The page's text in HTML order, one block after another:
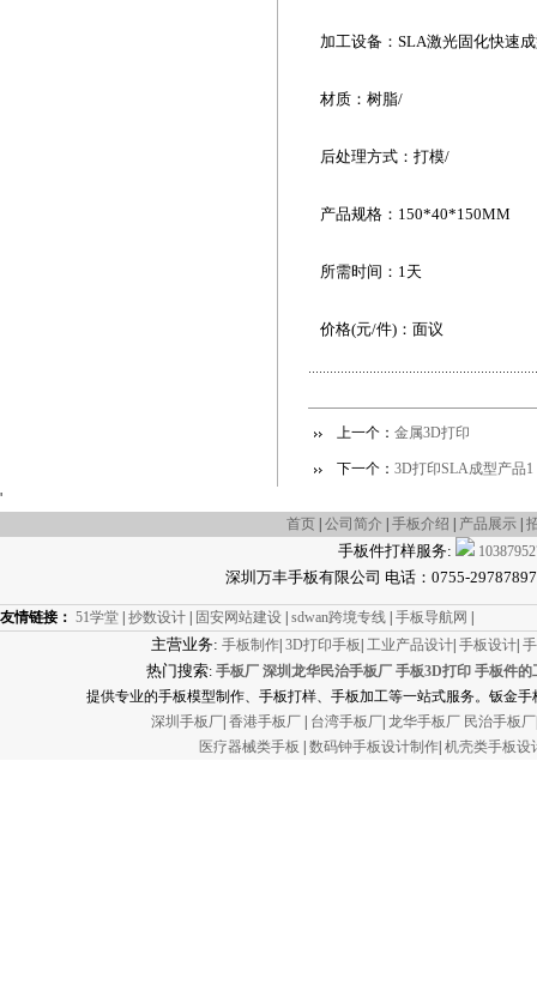
加工设备：SLA激光固化快速
材质：树脂/
后处理方式：打模/
产品规格：150*40*150MM
所需时间：1天
价格(元/件)：面议
上一个： 金属3D打印
下一个： 3D打印SLA成型产品1
'
首页 公司简介 手板介绍 产品展示
手板件打样服务:
深圳万丰手板有限公司 电话：0755-
友情链接： 51学堂 抄数设计 固安网站建设 sdwan跨境专线 手板导航网
主营业务: 手板制作| 3D打印手板 工业产品设计| 手板设计|
热门搜索: 手板厂 深圳龙华民治手板厂 手板3D打印 手板件的
提供专业的手板模型制作、手板打样、手板加工等一站式服务。钣金
深圳手板厂 香港手板厂 台湾手板厂 龙华手板厂 民治手板厂
医疗器械类手板
数码钟手板设计制作 机壳类手板设